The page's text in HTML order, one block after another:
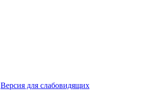
Версия для слабовидящих